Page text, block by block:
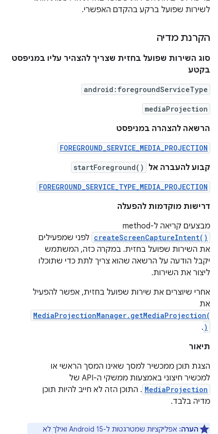
לשירות שפועל ברקע בהקדם האפשרי.
הקרנת מדיה
סוג השירות שפועל בחזית שצריך להצהיר עליו במניפסט
בקטע
android:foregroundServiceType
mediaProjection
הרשאה להצהרה במניפסט
FOREGROUND_SERVICE_MEDIA_PROJECTION
קבוע להעברה אל startForeground()
FOREGROUND_SERVICE_TYPE_MEDIA_PROJECTION
דרישות מוקדמות להפעלה
מבצעים קריאה ל-method‏
createScreenCaptureIntent() לפני שמפעילים
את השירות שפועל בחזית. במקרה כזה, המשתמש
יקבל הודעה על הרשאה שהוא צריך לתת כדי שתוכלו
ליצור את השירות.
אחרי שיוצרים את שירות שפועל בחזית, אפשר להפעיל
את
MediaProjectionManager.getMediaProjection(
)
.
תיאור
הצגת תוכן ממכשיר למסך שאינו המסך הראשי או
למכשיר חיצוני באמצעות ממשקי ה-API של
MediaProjection . התוכן הזה לא חייב להיות תוכן
מדיה בלבד.
הערה:
אפליקציות שמטרגטות ל-Android 15 ואילך לא